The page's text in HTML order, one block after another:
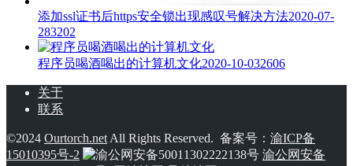
添加ssl证书后https安全锁出现感叹号解决方法2020-07-
283202
程序员喝酒喝出的计算机文化2020-10-032606
关于
联系
©2024 Ourtorch.net All Rights Reserved. 备案号： 渝ICP备
15010395号-2
渝公网安备